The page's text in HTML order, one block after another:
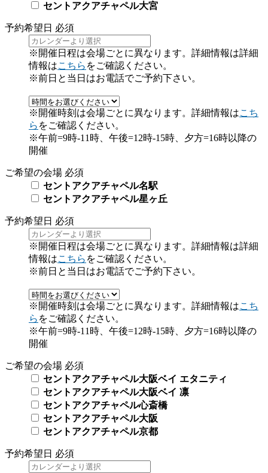
セントアクアチャペル大宮
予約希望日 必須
※開催日程は会場ごとに異なります。詳細情報は詳細
情報はこちら をご確認ください。
※前日と当日はお電話でご予約下さい。
※開催時刻は会場ごとに異なります。詳細情報はこち
ら をご確認ください。
※午前=9時-11時、午後=12時-15時、夕方=16時以降の
開催
ご希望の会場 必須
セントアクアチャペル名駅
セントアクアチャペル星ヶ丘
予約希望日 必須
※開催日程は会場ごとに異なります。詳細情報は詳細
情報はこちら をご確認ください。
※前日と当日はお電話でご予約下さい。
※開催時刻は会場ごとに異なります。詳細情報はこち
ら をご確認ください。
※午前=9時-11時、午後=12時-15時、夕方=16時以降の
開催
ご希望の会場 必須
セントアクアチャペル大阪ベイ エタニティ
セントアクアチャペル大阪ベイ 凛
セントアクアチャペル心斎橋
セントアクアチャペル大阪
セントアクアチャペル京都
予約希望日 必須